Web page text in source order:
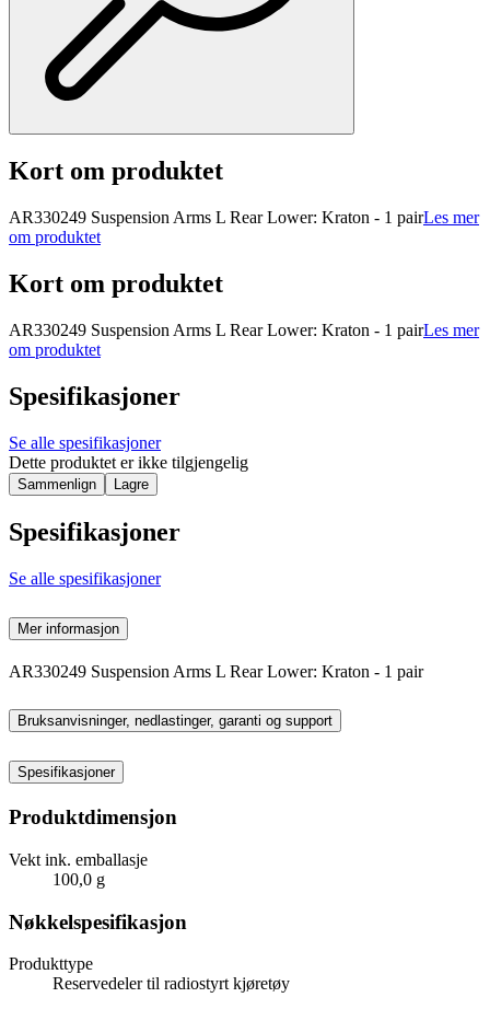
Kort om produktet
AR330249 Suspension Arms L Rear Lower: Kraton - 1 pairLes mer
om produktet
Kort om produktet
AR330249 Suspension Arms L Rear Lower: Kraton - 1 pairLes mer
om produktet
Spesifikasjoner
Se alle spesifikasjoner
Dette produktet er ikke tilgjengelig
Sammenlign Lagre
Spesifikasjoner
Se alle spesifikasjoner
Mer informasjon
AR330249 Suspension Arms L Rear Lower: Kraton - 1 pair
Bruksanvisninger, nedlastinger, garanti og support
Spesifikasjoner
Produktdimensjon
Vekt ink. emballasje
100,0 g
Nøkkelspesifikasjon
Produkttype
Reservedeler til radiostyrt kjøretøy